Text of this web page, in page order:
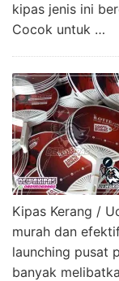
kipas jenis ini
Cocok untuk …
Kipas Kerang /
murah dan
launching pusat
banyak